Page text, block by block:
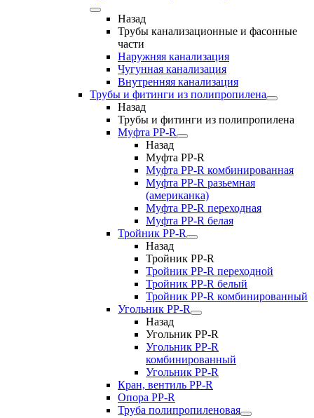
Назад
Трубы канализационные и фасонные
части
Наружняя канализация
Чугунная канализация
Внутренняя канализация
Трубы и фитинги из полипропилена
Назад
Трубы и фитинги из полипропилена
Муфта PP-R
Назад
Муфта PP-R
Муфта РР-R комбинированная
Муфта РР-R разьемная
(американка)
Муфта РР-R переходная
Муфта РР-R белая
Тройник PP-R
Назад
Тройник PP-R
Тройник РР-R переходной
Тройник РР-R белый
Тройник РР-R комбинированный
Угольник PP-R
Назад
Угольник PP-R
Угольник РР-R
комбинированный
Угольник РР-R
Кран, вентиль PP-R
Опора PP-R
Труба полипропиленовая